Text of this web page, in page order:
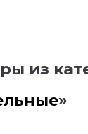
из
»